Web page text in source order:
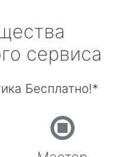
сервиса
Бесплатно!*